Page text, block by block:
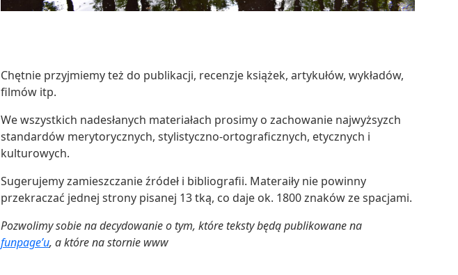
Chętnie przyjmiemy też do publikacji, recenzje książek, artykułów, wykładów,
filmów itp.
We wszystkich nadesłanych materiałach prosimy o zachowanie najwyżsyzch
standardów merytorycznych, stylistyczno-ortograficznych, etycznych i
kulturowych.
Sugerujemy zamieszczanie źródeł i bibliografii. Materaiły nie powinny
przekraczać jednej strony pisanej 13 tką, co daje ok. 1800 znaków ze spacjami.
Pozwolimy sobie na decydowanie o tym, które teksty będą publikowane na
funpage’u, a które na stornie www